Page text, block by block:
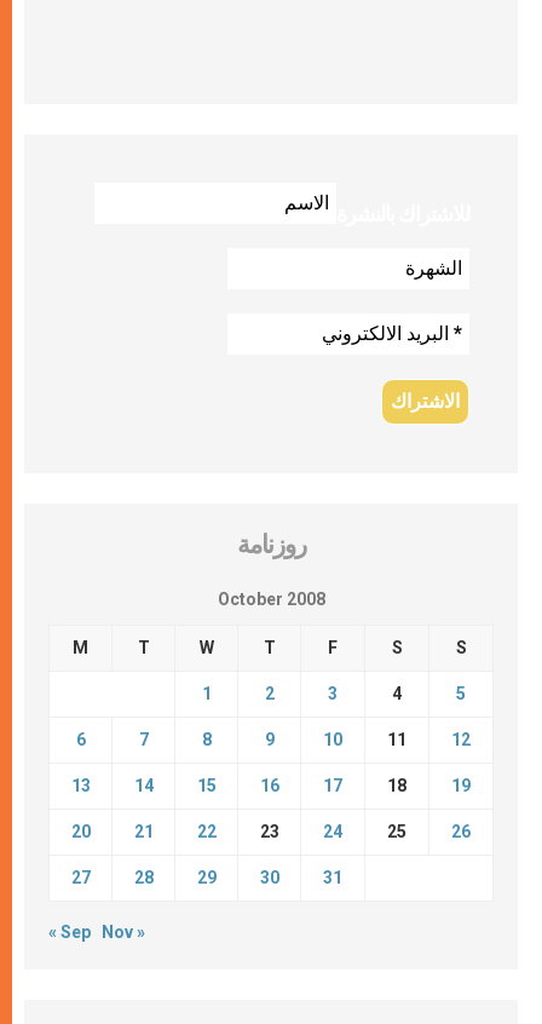
روزنامة
October 2008
M T W T F S S
1 2 3 4 5
6 7 8 9 10 11 12
13 14 15 16 17 18 19
20 21 22 23 24 25 26
27 28 29 30 31
« Sep Nov »